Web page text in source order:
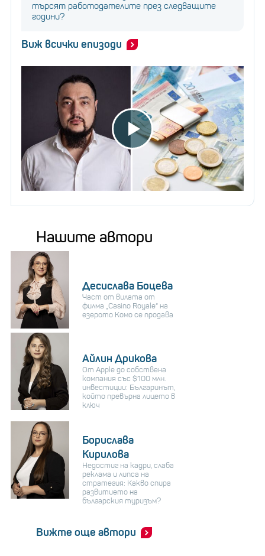
търсят работодателите през следващите
години?
Виж всички епизоди
Нашите автори
Десислава Боцева
Част от вилата от
филма „Casino Royale“ на
езерото Комо се продава
Айлин Дрикова
От Apple до собствена
компания със $100 млн.
инвестиции: Българинът,
който превърна лицето в
ключ
Борислава
Кирилова
Недостиг на кадри, слаба
реклама и липса на
стратегия: Какво спира
развитието на
българския туризъм?
Вижте още автори